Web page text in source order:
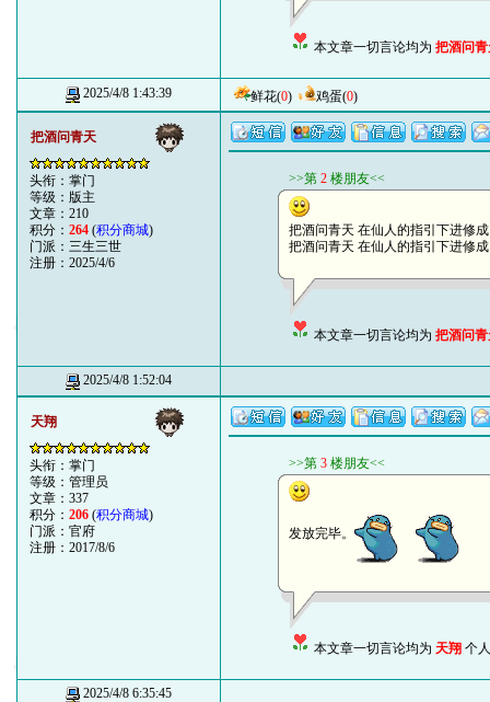
本文章一切言论均为 把酒问
2025/4/8 1:43:39 鲜花(0) 鸡蛋(0)
把酒问青天
头衔：掌门
等级：版主
文章：210
积分： 264 (积分商城)
门派：三生三世
注册：2025/4/6
>>第 2 楼朋友<<
把酒问青天 在仙人的指引下进修
把酒问青天 在仙人的指引下进修
本文章一切言论均为 把酒问
2025/4/8 1:52:04
天翔
头衔：掌门
等级：管理员
文章：337
积分： 206 (积分商城)
门派：官府
注册：2017/8/6
>>第 3 楼朋友<<
发放完毕。
本文章一切言论均为 天翔 个
2025/4/8 6:35:45